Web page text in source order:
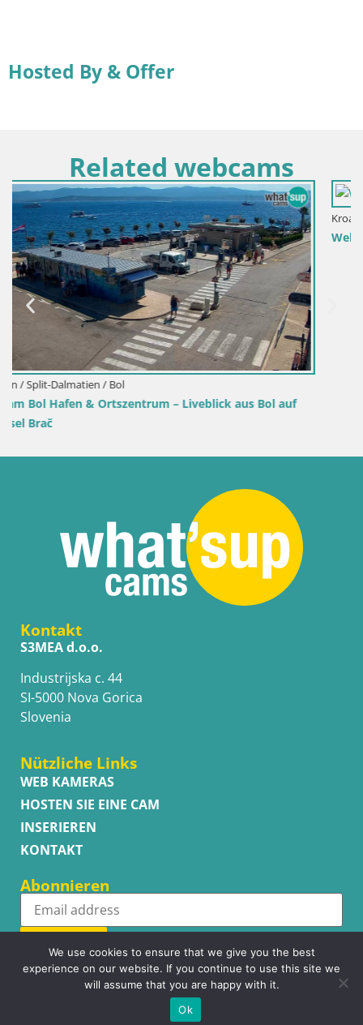
Hosted By & Offer
Related webcams
Kroatien / Split-Dalmatien / Bol
Webcam Bol Hafen – Liveblick auf Bol Riva & Marina
Kontakt
S3MEA d.o.o.
Industrijska c. 44
SI-5000 Nova Gorica
Slovenia
Nützliche Links
WEB KAMERAS
HOSTEN SIE EINE CAM
INSERIEREN
KONTAKT
Abonnieren
Subscribe
Copyright © WhatsupCams 2016 - 2026. All right reserved.
We use cookies to ensure that we give you the best
experience on our website. If you continue to use this site we
will assume that you are happy with it.
Ok